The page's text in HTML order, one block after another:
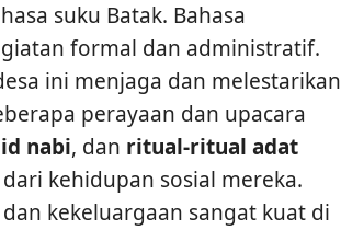
suku Batak. Bahasa
formal dan administratif.
ini menjaga dan melestarikan
perayaan dan upacara
nabi, dan ritual-ritual adat
kehidupan sosial mereka.
kekeluargaan sangat kuat di